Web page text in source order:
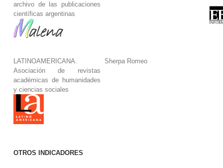
archivo de las publicaciones
científicas argentinas
LATINOAMERICANA.
Asociación de revistas
académicas de humanidades
y ciencias sociales
Sherpa Romeo
OTROS INDICADORES